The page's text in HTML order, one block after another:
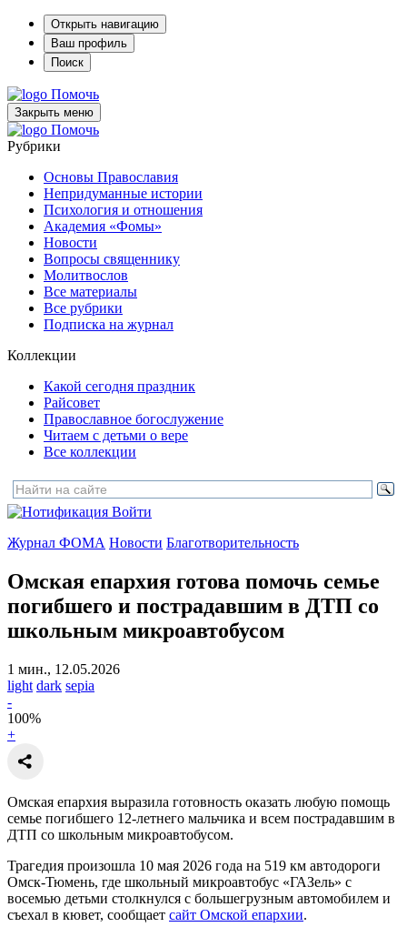
Открыть навигацию
Ваш профиль
Поиск
Помочь
Закрыть меню
Помочь
Рубрики
Основы Православия
Непридуманные истории
Психология и отношения
Академия «Фомы»
Новости
Вопросы священнику
Молитвослов
Все материалы
Все рубрики
Подписка на журнал
Коллекции
Какой сегодня праздник
Райсовет
Православное богослужение
Читаем с детьми о вере
Все коллекции
Войти
Журнал ФОМА Новости Благотворительность
Омская епархия готова помочь семье
погибшего и пострадавшим в ДТП со
школьным микроавтобусом
1 мин., 12.05.2026
light dark sepia
-
100%
+
Омская епархия выразила готовность оказать любую помощь
семье погибшего 12-летнего мальчика и всем пострадавшим в
ДТП со школьным микроавтобусом.
Трагедия произошла 10 мая 2026 года на 519 км автодороги
Омск-Тюмень, где школьный микроавтобус «ГАЗель» с
восемью детьми столкнулся с большегрузным автомобилем и
съехал в кювет, сообщает сайт Омской епархии.